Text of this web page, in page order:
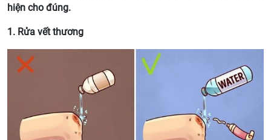
hiện cho đúng.
1. Rửa vết thương